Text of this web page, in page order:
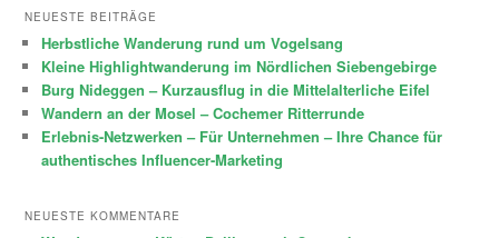
NEUESTE BEITRÄGE
Herbstliche Wanderung rund um Vogelsang
Kleine Highlightwanderung im Nördlichen Siebengebirge
Burg Nideggen – Kurzausflug in die Mittelalterliche Eifel
Wandern an der Mosel – Cochemer Ritterrunde
Erlebnis-Netzwerken – Für Unternehmen – Ihre Chance für
authentisches Influencer-Marketing
NEUESTE KOMMENTARE